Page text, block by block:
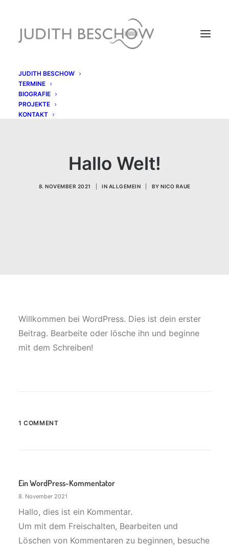
JUDITH BESCHOW
TERMINE
BIOGRAFIE
PROJEKTE
KONTAKT
Hallo Welt!
8. NOVEMBER 2021 IN ALLGEMEIN BY NICO RAUE
Willkommen bei WordPress. Dies ist dein erster
Beitrag. Bearbeite oder lösche ihn und beginne
mit dem Schreiben!
1 COMMENT
Ein WordPress-Kommentator
8. November 2021
Hallo, dies ist ein Kommentar.
Um mit dem Freischalten, Bearbeiten und
Löschen von Kommentaren zu beginnen, besuche